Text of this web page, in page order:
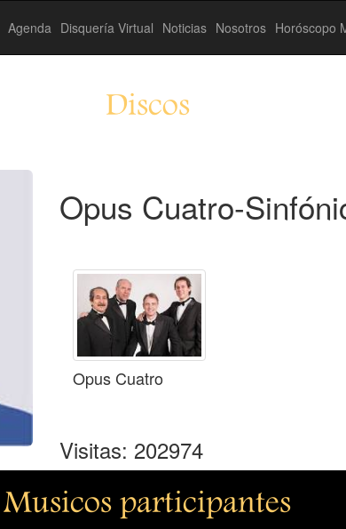
Agenda Disquería Virtual Noticias Nosotros Horóscopo
Discos
Opus Cuatro-
Opus Cuatro
Visitas: 202974
Musicos participantes